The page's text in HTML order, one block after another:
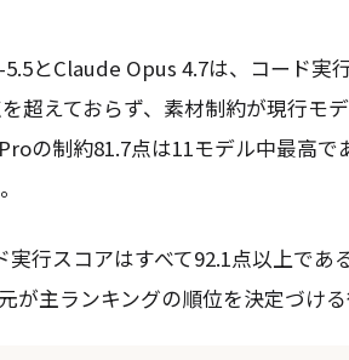
とClaude Opus 4.7は、コード実
超えておらず、素材制約が現行モ
の制約81.7点は11モデル中最高で
行スコアはすべて92.1点以上であ
が主ランキングの順位を決定づける